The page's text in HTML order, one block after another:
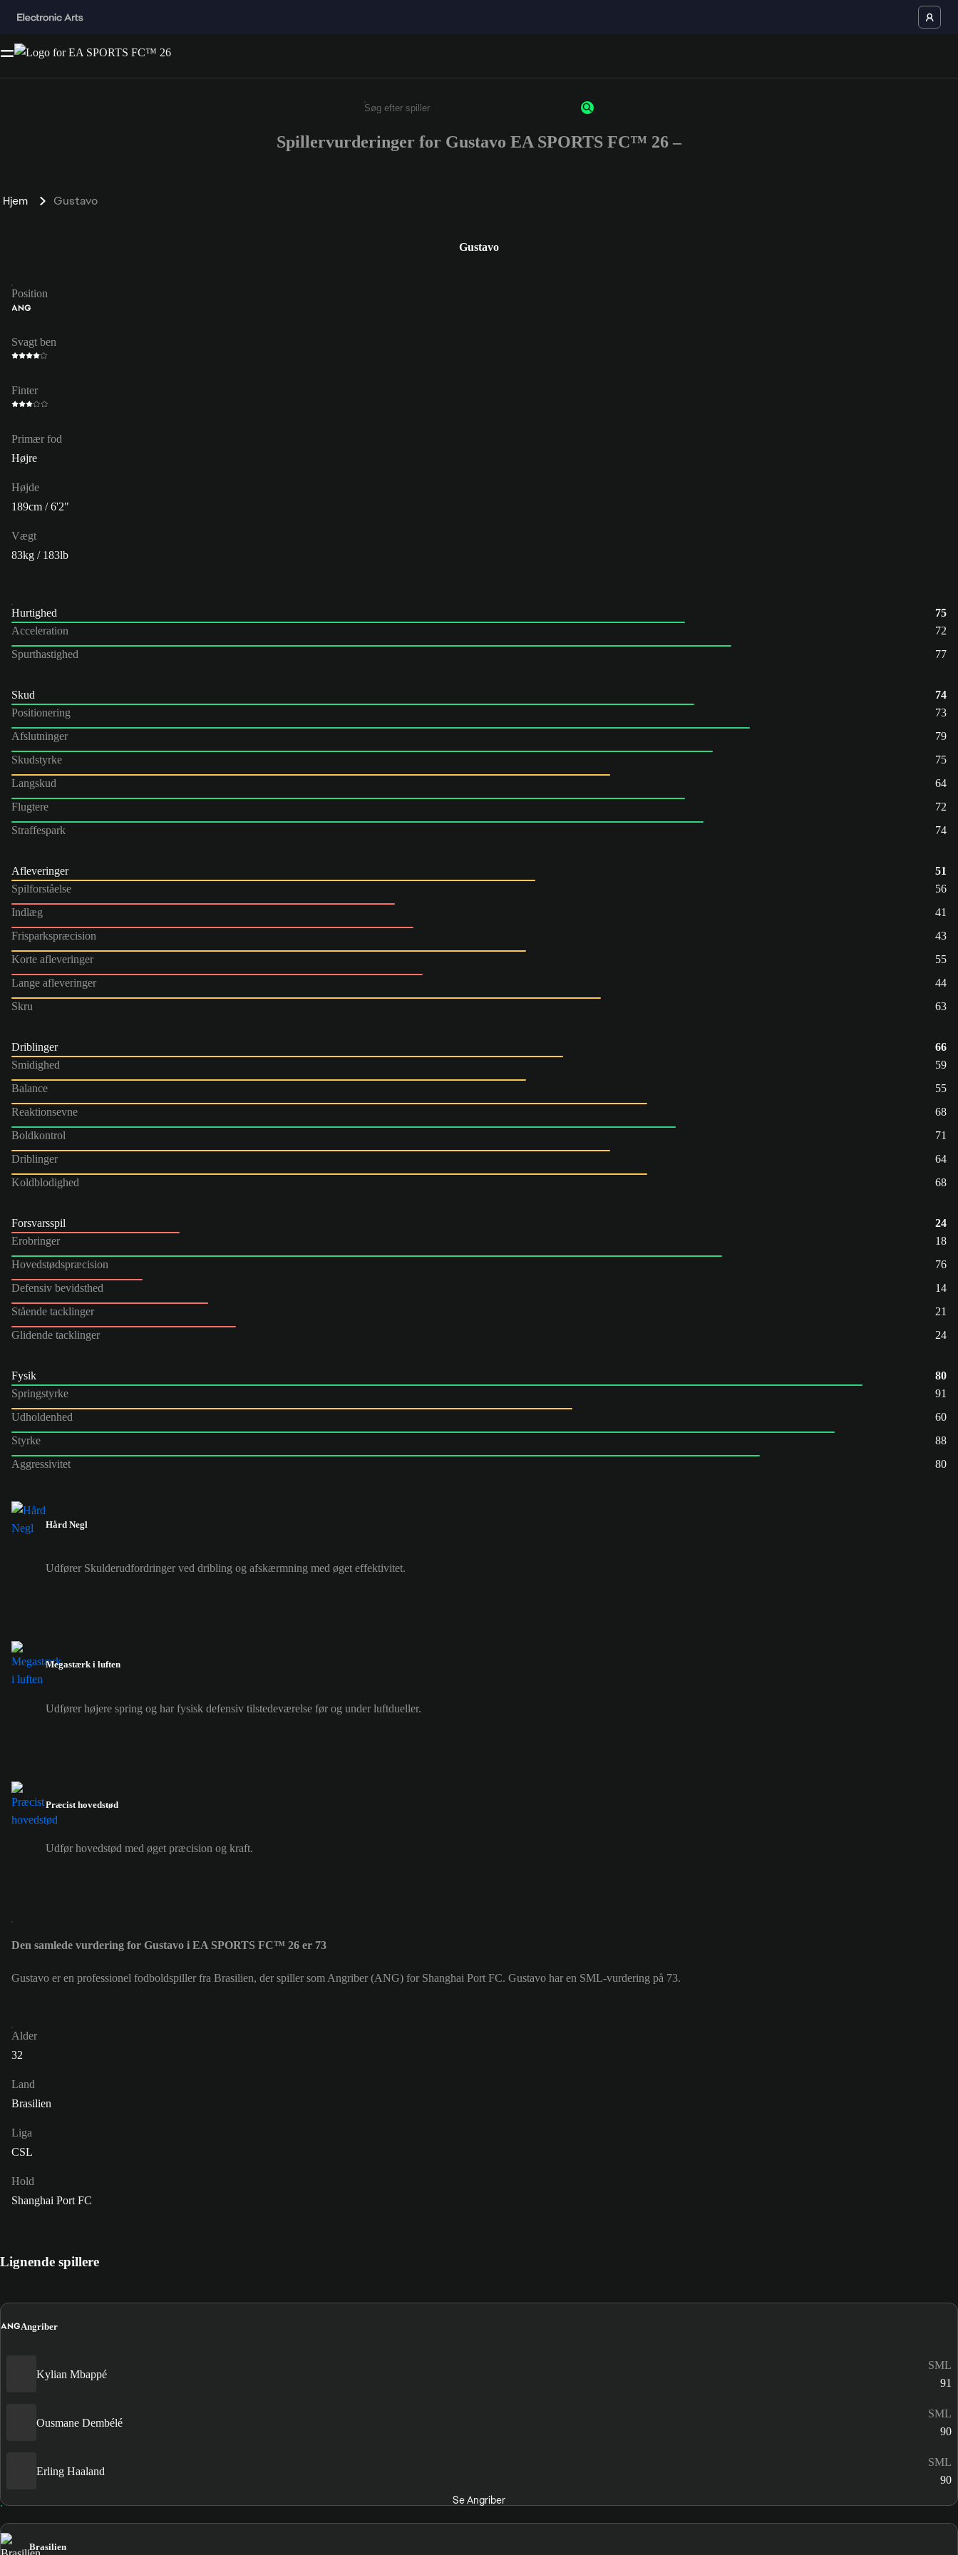
Enter a minimum of 3 characters or numbers
Spillervurderinger for Gustavo EA SPORTS FC™ 26 –
Hjem Gustavo
Gustavo
Position
ANG
Svagt ben
Finter
Primær fod
Højre
Højde
189cm / 6'2"
Vægt
83kg / 183lb
Hurtighed
75
Acceleration
72
Spurthastighed
77
Skud
74
Positionering
73
Afslutninger
79
Skudstyrke
75
Langskud
64
Flugtere
72
Straffespark
74
Afleveringer
51
Spilforståelse
56
Indlæg
41
Frisparkspræcision
43
Korte afleveringer
55
Lange afleveringer
44
Skru
63
Driblinger
66
Smidighed
59
Balance
55
Reaktionsevne
68
Boldkontrol
71
Driblinger
64
Koldblodighed
68
Forsvarsspil
24
Erobringer
18
Hovedstødspræcision
76
Defensiv bevidsthed
14
Stående tacklinger
21
Glidende tacklinger
24
Fysik
80
Springstyrke
91
Udholdenhed
60
Styrke
88
Aggressivitet
80
Hård Negl
Udfører Skulderudfordringer ved dribling og afskærmning med øget effektivitet.
Megastærk i luften
Udfører højere spring og har fysisk defensiv tilstedeværelse før og under luftdueller.
Præcist hovedstød
Udfør hovedstød med øget præcision og kraft.
Den samlede vurdering for Gustavo i EA SPORTS FC™ 26 er 73
Gustavo er en professionel fodboldspiller fra Brasilien, der spiller som Angriber (ANG) for Shanghai Port FC. Gustavo har en SML-vurdering på 73.
Alder
32
Land
Brasilien
Liga
CSL
Hold
Shanghai Port FC
Lignende spillere
ANGAngriber
Kylian Mbappé
SML
91
Ousmane Dembélé
SML
90
Erling Haaland
SML
90
Se Angriber
Brasilien